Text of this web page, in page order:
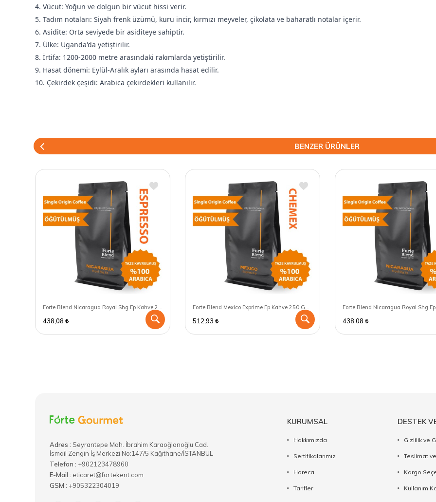
4. Vücut: Yoğun ve dolgun bir vücut hissi verir.
5. Tadım notaları: Siyah frenk üzümü, kuru incir, kırmızı meyveler, çikolata ve baharatlı notalar içerir.
6. Asidite: Orta seviyede bir asiditeye sahiptir.
7. Ülke: Uganda'da yetiştirilir.
8. İrtifa: 1200-2000 metre arasındaki rakımlarda yetiştirilir.
9. Hasat dönemi: Eylül-Aralık ayları arasında hasat edilir.
10. Çekirdek çeşidi: Arabica çekirdekleri kullanılır.
BENZER ÜRÜNLER
Forte Blend Nicaragua Royal Shg Ep Kahve 250 GR - Espresso için öğütülmüş
438,08
Forte Blend Mexico Exprime Ep Kahve 250 GR - Chemex için öğütülmüş
512,93 438,08
Adres : ​Seyrantepe Mah. İbrahim Karaoğlanoğlu Cad.
İsmail Zengin İş Merkezi No:147/5 Kağıthane/İSTANBUL
Telefon : +902123478960
E-Mail : eticaret@fortekent.com
GSM : +905322304019
KURUMSAL
Hakkımızda
Sertifikalarımız
Horeca
Tarifler
DESTEK
Gizlilik ve
Teslimat
Kargo
Kullanım